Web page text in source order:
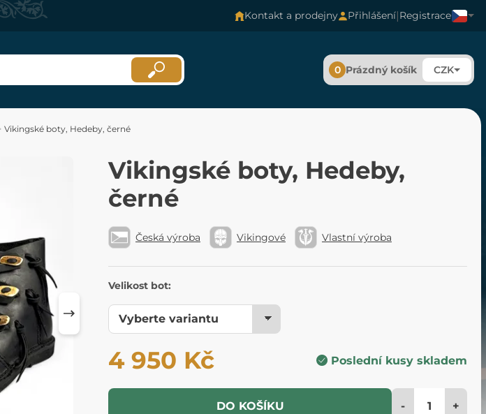
Kontakt a prodejny Přihlášení|Registrace
0 Prázdný košík CZK
Vikingské boty, Hedeby, černé
Vikingské boty, Hedeby,
černé
Česká výroba Vikingové Vlastní výroba
Velikost bot:
4 950 Kč Poslední kusy skladem
DO KOŠÍKU - +